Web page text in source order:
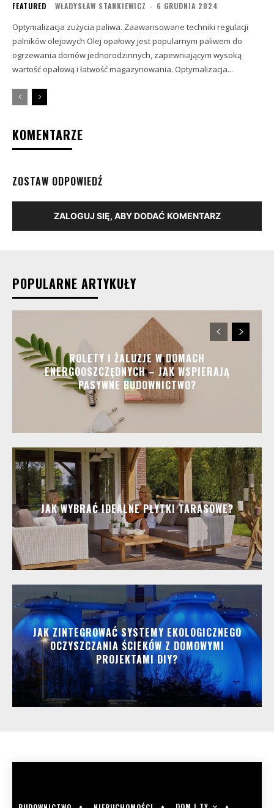
FEATURED WŁADYSŁAW STANKIEWICZ - 6 GRUDNIA 2024
Optymalizacja zużycia paliwa. Zaawansowane techniki regulacji
palników olejowych Olej opałowy jest popularnym paliwem do
ogrzewania domów jednorodzinnych, zapewniającym wysoką
wartość opałową i łatwość magazynowania. Optymalizacja...
KOMENTARZE
ZOSTAW ODPOWIEDŹ
ZALOGUJ SIĘ, ABY DODAĆ KOMENTARZ
POPULARNE ARTYKUŁY
ROLETY I ŻALUZJE W DOMACH
ENERGOOSZCZĘDNYCH – JAK WSPIERAJĄ
PASYWNE BUDOWNICTWO?
JAK WYBRAĆ IDEALNE PŁYTKI TARASOWE?
JAK ZINTEGROWAĆ SYSTEMY EKOLOGICZNEGO
OCZYSZCZANIA ŚCIEKÓW Z DOMOWYMI
PROJEKTAMI DIY?